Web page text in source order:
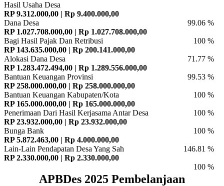
Hasil Usaha Desa
RP 9.312.000,00 | Rp 9.400.000,00
99.06 %
Dana Desa
RP 1.027.708.000,00 | Rp 1.027.708.000,00
100 %
Bagi Hasil Pajak Dan Retribusi
RP 143.635.000,00 | Rp 200.141.000,00
71.77 %
Alokasi Dana Desa
RP 1.283.472.494,00 | Rp 1.289.556.000,00
99.53 %
Bantuan Keuangan Provinsi
RP 258.000.000,00 | Rp 258.000.000,00
100 %
Bantuan Keuangan Kabupaten/Kota
RP 165.000.000,00 | Rp 165.000.000,00
100 %
Penerimaan Dari Hasil Kerjasama Antar Desa
RP 23.932.000,00 | Rp 23.932.000,00
100 %
Bunga Bank
RP 5.872.463,00 | Rp 4.000.000,00
146.81 %
Lain-Lain Pendapatan Desa Yang Sah
RP 2.330.000,00 | Rp 2.330.000,00
100 %
APBDes 2025 Pembelanjaan